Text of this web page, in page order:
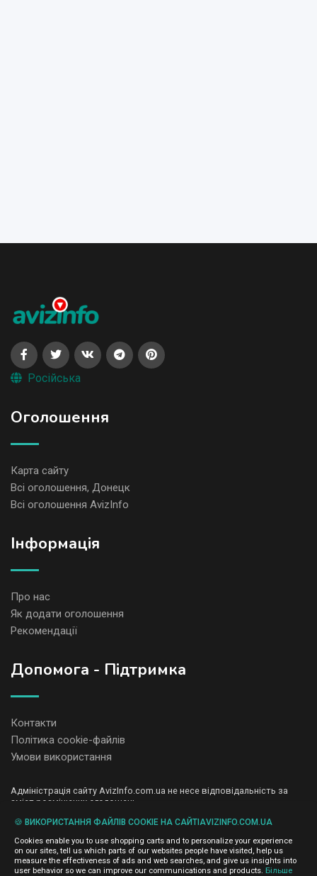
Російська
Оголошення
Карта сайту
Всі оголошення, Донецк
Всі оголошення AvizInfo
Iнформація
Про нас
Як додати оголошення
Рекомендації
Допомога - Підтримка
Контакти
Політика cookie-файлів
Умови використання
Адміністрація сайту AvizInfo.com.ua не несе відповідальність за
зміст розміщених оголошень.
і не продаємо особисту інформацію зареєстрованих користувачів
AvizInfo.com.ua третім особам. Ми не відповідаємо за правила
конфіденційності сайтів на які посилається AvizInfo.com.ua. На
деяких сторінках нашого сайту представлена реклама Google
Adsense Advertising Network. Щоб дізнатися детальніше про
🍪 ВИКОРИСТАННЯ ФАЙЛІВ COOKIE НА САЙТІAVIZINFO.COM.UA
Cookies enable you to use shopping carts and to personalize your experience
on our sites, tell us which parts of our websites people have visited, help us
measure the effectiveness of ads and web searches, and give us insights into
user behavior so we can improve our communications and products. Більше